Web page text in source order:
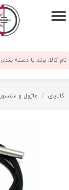
حساب کاربری من
سفارشات
کالاپای ماژول و سنسور